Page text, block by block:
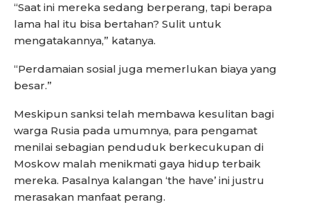
“Saat ini mereka sedang berperang, tapi berapa
lama hal itu bisa bertahan? Sulit untuk
mengatakannya,” katanya.
“Perdamaian sosial juga memerlukan biaya yang
besar.”
Meskipun sanksi telah membawa kesulitan bagi
warga Rusia pada umumnya, para pengamat
menilai sebagian penduduk berkecukupan di
Moskow malah menikmati gaya hidup terbaik
mereka. Pasalnya kalangan ‘the have’ ini justru
merasakan manfaat perang.